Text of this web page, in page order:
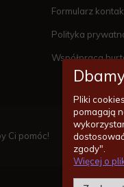
Formularz
Polityka
Współpraca
Ci pomóc! 14/
Pliki
pomagają
zgody".
Więcej o